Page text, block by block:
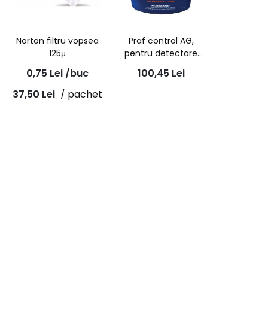
Norton filtru vopsea
125μ
0,75 Lei /buc
37,50 Lei / pachet
Praf control AG,
pentru detectare
defecte suprafata cu
aplicator, 150g
100,45 Lei